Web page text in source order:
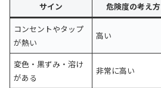
サイン 危険度の考え方
コンセントやタップ
が熱い
高い
変色・黒ずみ・溶け
がある
非常に高い